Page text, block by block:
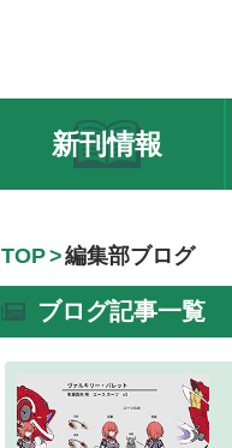
新刊情報
TOP 編集部ブログ
ブログ記事一覧